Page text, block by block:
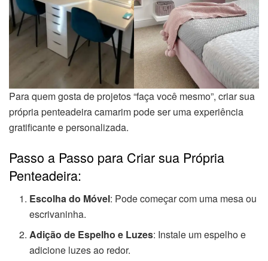
Para quem gosta de projetos “faça você mesmo”, criar sua
própria penteadeira camarim pode ser uma experiência
gratificante e personalizada.
Passo a Passo para Criar sua Própria
Penteadeira:
Escolha do Móvel: Pode começar com uma mesa ou
escrivaninha.
Adição de Espelho e Luzes: Instale um espelho e
adicione luzes ao redor.